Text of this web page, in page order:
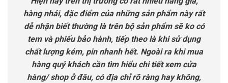
hàng nhái, đặc điểm của những sản phẩm này rất
dễ nhận biết thường là trên bộ sản phẩm sẽ ko có
tem và phiếu bảo hành, tiếp theo là khi sử dụng
chất lượng kém, pin nhanh hết. Ngoài ra khi mua
hàng quý khách cần tìm hiểu chi tiết xem cửa
hàng/ shop ở đâu, có địa chỉ rõ ràng hay không,